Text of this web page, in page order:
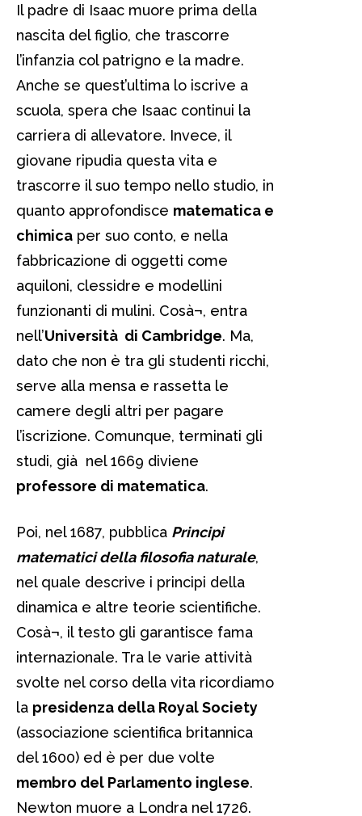
Il padre di Isaac muore prima della
nascita del figlio, che trascorre
l’infanzia col patrigno e la madre.
Anche se quest’ultima lo iscrive a
scuola, spera che Isaac continui la
carriera di allevatore. Invece, il
giovane ripudia questa vita e
trascorre il suo tempo nello studio, in
quanto approfondisce matematica e
chimica per suo conto, e nella
fabbricazione di oggetti come
aquiloni, clessidre e modellini
funzionanti di mulini. Cosà¬, entra
nell’Università di Cambridge. Ma,
dato che non è tra gli studenti ricchi,
serve alla mensa e rassetta le
camere degli altri per pagare
l’iscrizione. Comunque, terminati gli
studi, già nel 1669 diviene
professore di matematica.
Poi, nel 1687, pubblica Principi
matematici della filosofia naturale,
nel quale descrive i principi della
dinamica e altre teorie scientifiche.
Cosà¬, il testo gli garantisce fama
internazionale. Tra le varie attività
svolte nel corso della vita ricordiamo
la presidenza della Royal Society
(associazione scientifica britannica
del 1600) ed è per due volte
membro del Parlamento inglese.
Newton muore a Londra nel 1726.